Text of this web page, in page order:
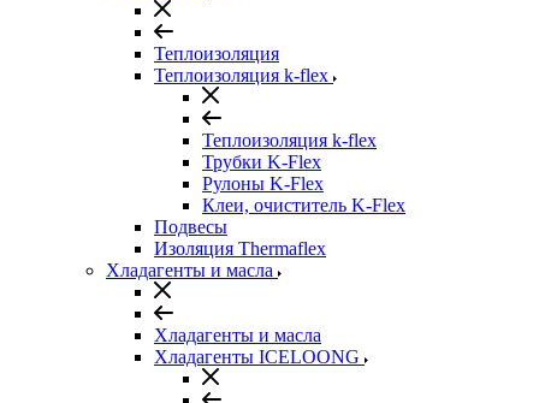
Теплоизоляция
Теплоизоляция k-flex
Теплоизоляция k-flex
Трубки K-Flex
Рулоны K-Flex
Клеи, очиститель K-Flex
Подвесы
Изоляция Thermaflex
Хладагенты и масла
Хладагенты и масла
Хладагенты ICELOONG